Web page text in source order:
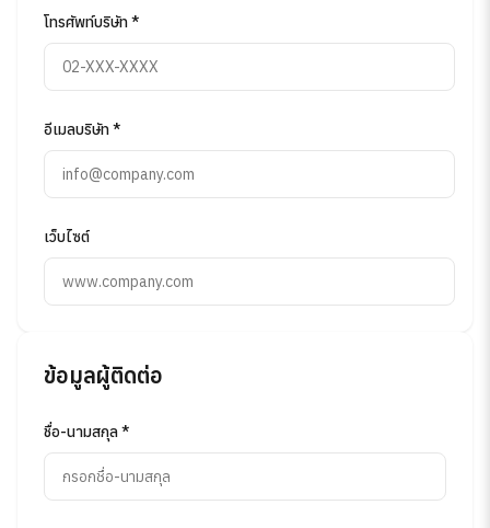
โทรศัพท์บริษัท *
อีเมลบริษัท *
เว็บไซต์
ข้อมูลผู้ติดต่อ
ชื่อ-นามสกุล *